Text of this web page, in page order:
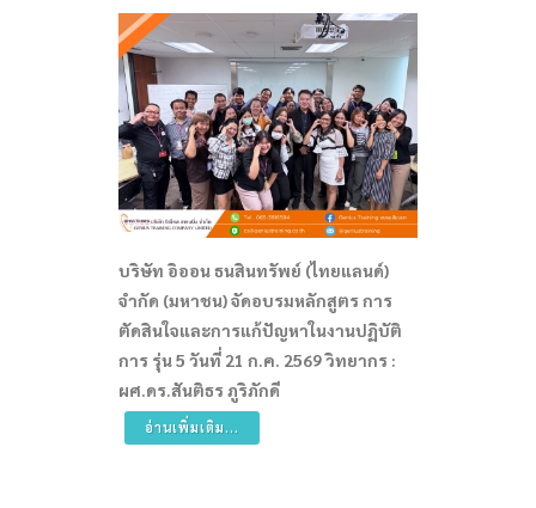
บริษัท อิออน ธนสินทรัพย์ (ไทยแลนด์)
จำกัด (มหาชน) จัดอบรมหลักสูตร การ
ตัดสินใจและการแก้ปัญหาในงานปฏิบัติ
การ รุ่น 5 วันที่ 21 ก.ค. 2569 วิทยากร :
ผศ.ดร.สันติธร ภูริภักดี
อ่านเพิ่มเติม...